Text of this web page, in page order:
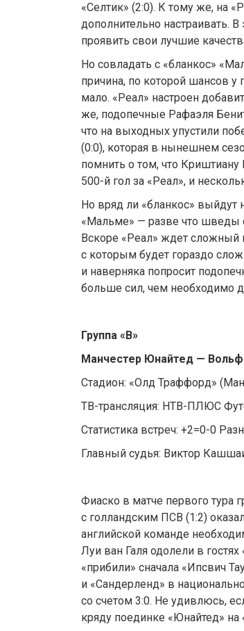
«Селтик» (2:0). К тому же, на
дополнительно настраивать.
проявить свои лучшие
Но совладать с «бланкос»
причина, по которой шансов
мало. «Реал» настроен
же, подопечные Рафаэля
что на выходных упустили
(0:0), которая в нынешнем
помнить о том, что Криштиану
500-й гол за «Реал», и
Но вряд ли «бланкос» выйдут
«Мальме» — разве что шведы
Вскоре «Реал» ждет сложный
с которым будет гораздо
и наверняка попросит
больше сил, чем необходимо
Группа «В»
Манчестер Юнайтед —
Стадион: «Олд Траффорд»
ТВ-трансляция: НТВ-ПЛЮС
Статистика встреч: +2=0-0
Главный судья: Виктор
Фиаско в матче первого тура
с голландским ПСВ (1:2)
английской команде
Луи ван Галя одолели в
«прибили» сначала «Ипсвич
и «Сандерленд» в
со счетом 3:0. Не удивлюсь,
кряду поединке «Юнайтед»